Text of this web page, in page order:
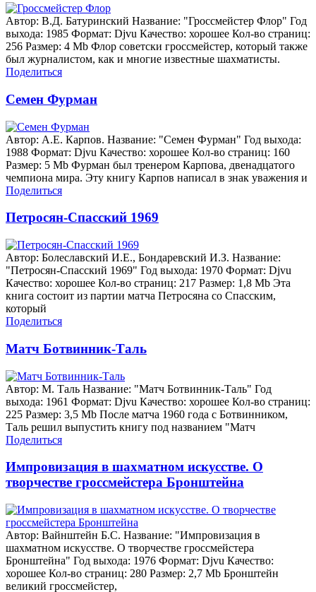
Автор: В.Д. Батуринский Название: "Гроссмейстер Флор" Год
выхода: 1985 Формат: Djvu Качество: хорошее Кол-во страниц:
256 Размер: 4 Mb Флор советски гроссмейстер, который также
был журналистом, как и многие известные шахматисты.
Поделиться
Семен Фурман
Автор: А.Е. Карпов. Название: "Семен Фурман" Год выхода:
1988 Формат: Djvu Качество: хорошее Кол-во страниц: 160
Размер: 5 Mb Фурман был тренером Карпова, двенадцатого
чемпиона мира. Эту книгу Карпов написал в знак уважения и
Поделиться
Петросян-Спасский 1969
Автор: Болеславский И.Е., Бондаревский И.З. Название:
"Петросян-Спасский 1969" Год выхода: 1970 Формат: Djvu
Качество: хорошее Кол-во страниц: 217 Размер: 1,8 Mb Эта
книга состоит из партии матча Петросяна со Спасским,
который
Поделиться
Матч Ботвинник-Таль
Автор: М. Таль Название: "Матч Ботвинник-Таль" Год
выхода: 1961 Формат: Djvu Качество: хорошее Кол-во страниц:
225 Размер: 3,5 Mb После матча 1960 года с Ботвинником,
Таль решил выпустить книгу под названием "Матч
Поделиться
Импровизация в шахматном искусстве. О
творчестве гроссмейстера Бронштейна
Автор: Вайнштейн Б.С. Название: "Импровизация в
шахматном искусстве. О творчестве гроссмейстера
Бронштейна" Год выхода: 1976 Формат: Djvu Качество:
хорошее Кол-во страниц: 280 Размер: 2,7 Mb Бронштейн
великий гроссмейстер,